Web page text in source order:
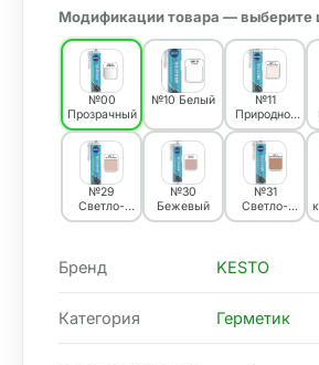
Модификации товара — выберите
№00
Прозрачный
№10 Белый
№11
Природно-
белый
№29
Светло-
бежевый
№30
Бежевый
№31
Светло-
коричневый
Бренд KESTO
Категория Герметик